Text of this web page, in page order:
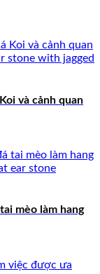
và cảnh quan
mèo làm hang